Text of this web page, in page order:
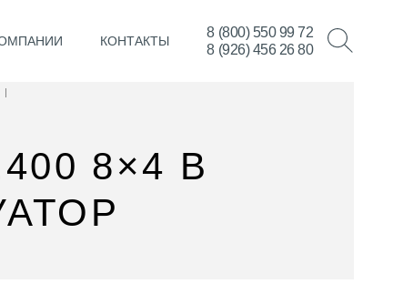
КОНТАКТЫ
8 (800) 550 99 72
8 (926) 456 26 80
|
8×4 В